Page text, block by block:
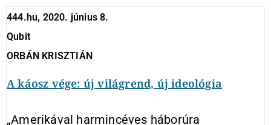
444.hu, 2020. június 8.
Qubit
ORBÁN KRISZTIÁN
A káosz vége: új világrend, új ideológia
„Amerikával harmincéves háborúra